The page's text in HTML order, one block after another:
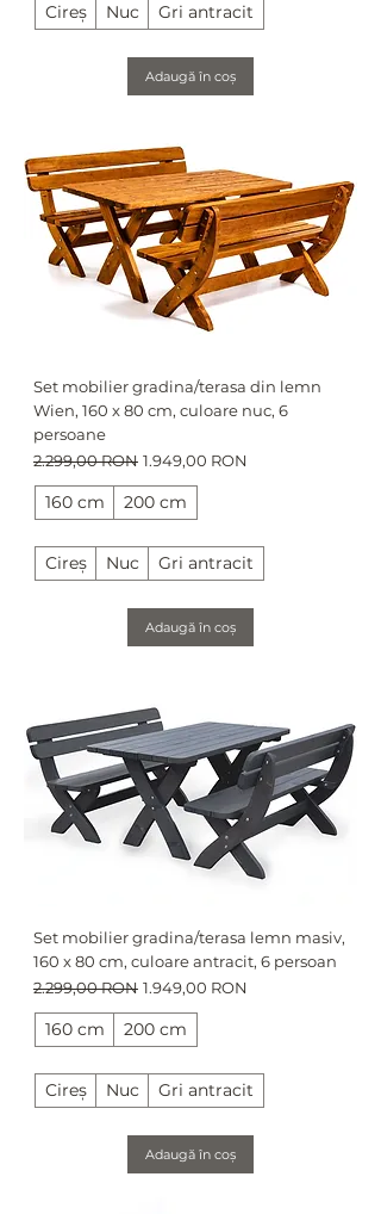
Cireș Nuc Gri antracit
Adaugă în coș
Set mobilier gradina/terasa din lemn
Wien, 160 x 80 cm, culoare nuc, 6
persoane
Preț normal
2.299,00 RON Preț redus
1.949,00 RON
160 cm 200 cm
Cireș Nuc Gri antracit
Adaugă în coș
Set mobilier gradina/terasa lemn masiv,
160 x 80 cm, culoare antracit, 6 persoan
Preț normal
2.299,00 RON Preț redus
1.949,00 RON
160 cm 200 cm
Cireș Nuc Gri antracit
Adaugă în coș